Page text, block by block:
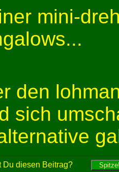
mini-
den
sich
Du diesen Beitrag?